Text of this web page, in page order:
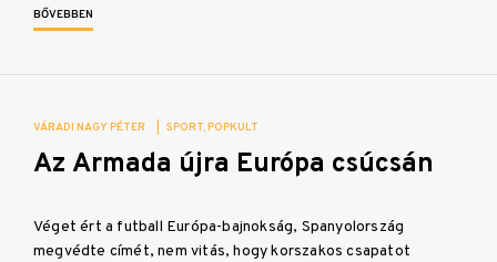
BŐVEBBEN
VÁRADI NAGY PÉTER SPORT POPKULT
Az Armada újra Európa csúcsán
Véget ért a futball Európa-bajnokság, Spanyolország
megvédte címét, nem vitás, hogy korszakos csapatot